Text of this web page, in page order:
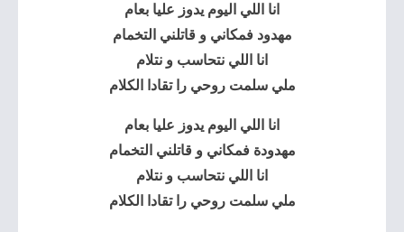
انا اللي اليوم يدوز عليا بعام
مهدود فمكاني و قاتلني التخمام
انا اللي نتحاسب و نتلام
ملي سلمت روحي را تقادا الكلام
انا اللي اليوم يدوز عليا بعام
مهدودة فمكاني و قاتلني التخمام
انا اللي نتحاسب و نتلام
ملي سلمت روحي را تقادا الكلام